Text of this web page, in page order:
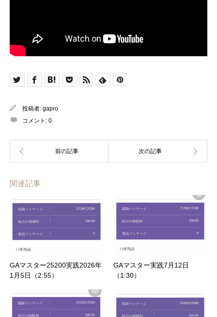
投稿者: gapro
コメント: 0
関連記事
GAマスター25200実践2026年
1月5日（2:55）
GAマスター実践7月12日
（1:30）